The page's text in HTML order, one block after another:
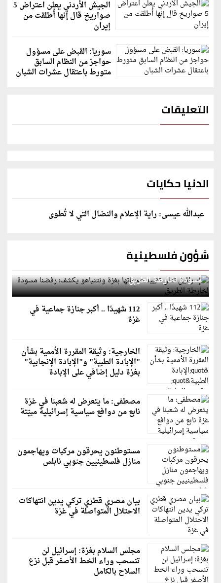
الجيش الأردني يعلن اعتراض 5
صواريخ قال إنها أُطلقت من
إيران
سوريا: القبض على مسؤول
حواجز من النظام السابق
متورط باعتقال عشرات الشبان
التعليقات
الدنيا حكايات
عبدالله عيسى: راية الإعلام والنضال التي لا تُطوى
شؤون فلسطينية
إسرائيل تعلن تقييد هجماتها بغزة ونتنياهو يكشف: رفضنا
مسودة لخارطة الطريق
112 شهيدًا .. أكبر جنازة جماعية في
غزة
الخارجية: وثيقة المقررة الأممية بشأن
"الإبادة الطبية" و"الإبادة الإنجابية"
بغزة دليل إضافي على الإبادة
مصطفى: ما يتعرض له شعبنا في غزة
نابع من دوافع سياسية إسرائيلية مبيّتة
مستوطنون يحرقون مركبات ويهاجمون
منازل فلسطينيين جنوبي نابلس
بيان مصري قطري تركي يدين انتهاكات
الاحتلال المتواصلة في غزة
مجلس السلام بغزة: إسرائيل لن
تنسحب وراء الخط الأصفر قبل نزع
السلاح بالكامل